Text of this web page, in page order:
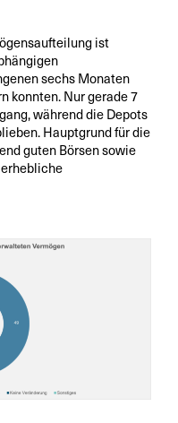
ist
sechs Monaten
konnten. Nur gerade 7
während die Depots
Hauptgrund für die
guten Börsen sowie